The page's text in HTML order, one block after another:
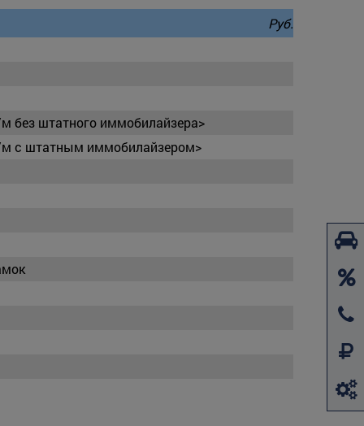
Руб.
без штатного иммобилайзера>
м с штатным иммобилайзером>